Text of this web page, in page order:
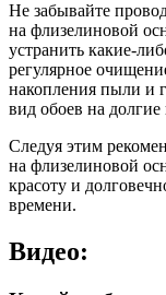
Не забывайте
на флизелиновой
устранить какие-
регулярное
накопления пыли и
вид обоев на долгие
Следуя этим
на флизелиновой
красоту и
времени.
Видео: